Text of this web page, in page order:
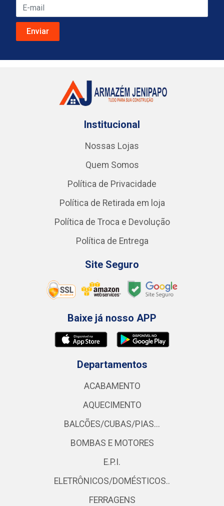
Institucional
Nossas Lojas
Quem Somos
Política de Privacidade
Política de Retirada em loja
Política de Troca e Devolução
Política de Entrega
Site Seguro
Baixe já nosso APP
Departamentos
ACABAMENTO
AQUECIMENTO
BALCÕES/CUBAS/PIAS...
BOMBAS E MOTORES
E.P.I.
ELETRÔNICOS/DOMÉSTICOS..
FERRAGENS